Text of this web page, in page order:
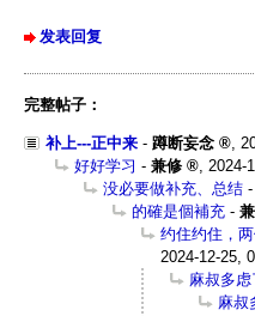
发表回复
完整帖子：
补上---正中来 - 蹲断妄念
好好学习 - 兼修
2024-
没必要做补充、总结 -
的確是個補充 -
约住约住，两
2024-12-25,
麻叔多虑
麻叔